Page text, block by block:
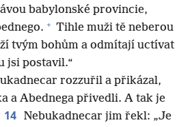
babylonské provincie,
+ Tihle muži tě neberou
tvým bohům a odmítají uctívat
jsi postavil.“
rozzuřil a přikázal,
a Abednega přivedli. A tak je
14 Nebukadnecar jim řekl: „Je